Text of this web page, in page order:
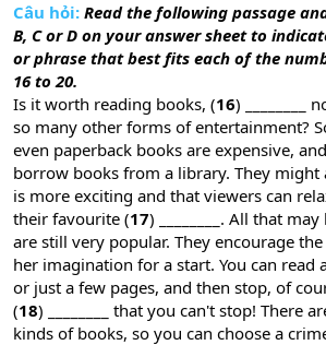
Câu hỏi: Read the following passage
B, C or D on your answer sheet to
or phrase that best fits each of the
16 to 20.
Is it worth reading books, (16) ________
so many other forms of entertainment?
even paperback books are expensive,
borrow books from a library. They might
is more exciting and that viewers can
their favourite (17) ________. All that
are still very popular. They encourage
her imagination for a start. You can read
or just a few pages, and then stop, of
(18) ________ that you can't stop! There
kinds of books, so you can choose a